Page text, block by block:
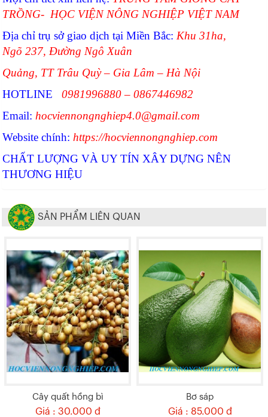
TRỒNG- HỌC VIỆN NÔNG NGHIỆP VIỆT NAM
Địa chỉ trụ sở giao dịch tại Miền Bắc: Khu 31ha,
Ngõ 237, Đường Ngô Xuân
Quảng, TT Trâu Quỳ – Gia Lâm – Hà Nội
HOTLINE
0981996880 – 0867446982
Email: hocviennongnghiep4.0@gmail.com
Website chính: https://hocviennongnghiep.com
CHẤT LƯỢNG VÀ UY TÍN XÂY DỰNG NÊN
THƯƠNG HIỆU
SẢN PHẨM LIÊN QUAN
Cây quất hồng bì
Giá : 30.000 đ
Bơ sáp
Giá : 85.000 đ